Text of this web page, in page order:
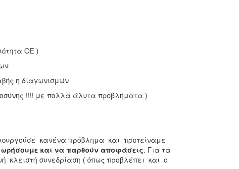
ΟΕ )
η διαγωνισμών
!!!! με πολλά άλυτα προβλήματα )
κανένα πρόβλημα και προτείναμε
και να παρθούν αποφάσεις. Για τα
κλειστή συνεδρίαση ( όπως προβλέπει και ο